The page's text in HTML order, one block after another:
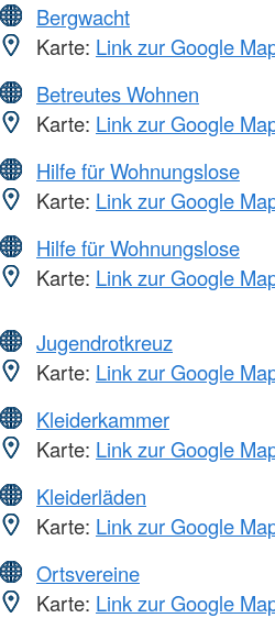
Bergwacht
Karte: Link zur Google
Betreutes Wohnen
Karte: Link zur Google
Hilfe für Wohnungslose
Karte: Link zur Google
Hilfe für Wohnungslose
Karte: Link zur Google
Jugendrotkreuz
Karte: Link zur Google
Kleiderkammer
Karte: Link zur Google
Kleiderläden
Karte: Link zur Google
Ortsvereine
Karte: Link zur Google